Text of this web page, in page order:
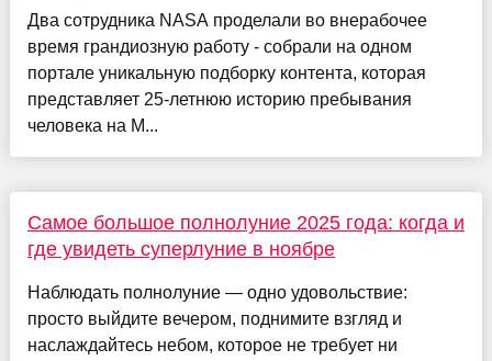
Два сотрудника NASA проделали во внерабочее
время грандиозную работу - собрали на одном
портале уникальную подборку контента, которая
представляет 25-летнюю историю пребывания
человека на М...
Самое большое полнолуние 2025 года: когда и
где увидеть суперлуние в ноябре
Наблюдать полнолуние — одно удовольствие:
просто выйдите вечером, поднимите взгляд и
наслаждайтесь небом, которое не требует ни